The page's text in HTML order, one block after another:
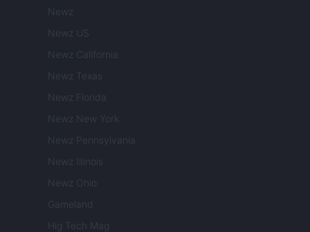
Newz
Newz US
Newz California
Newz Texas
Newz Florida
Newz New York
Newz Pennsylvania
Newz Illinois
Newz Ohio
Gameland
Hig Tech Mag